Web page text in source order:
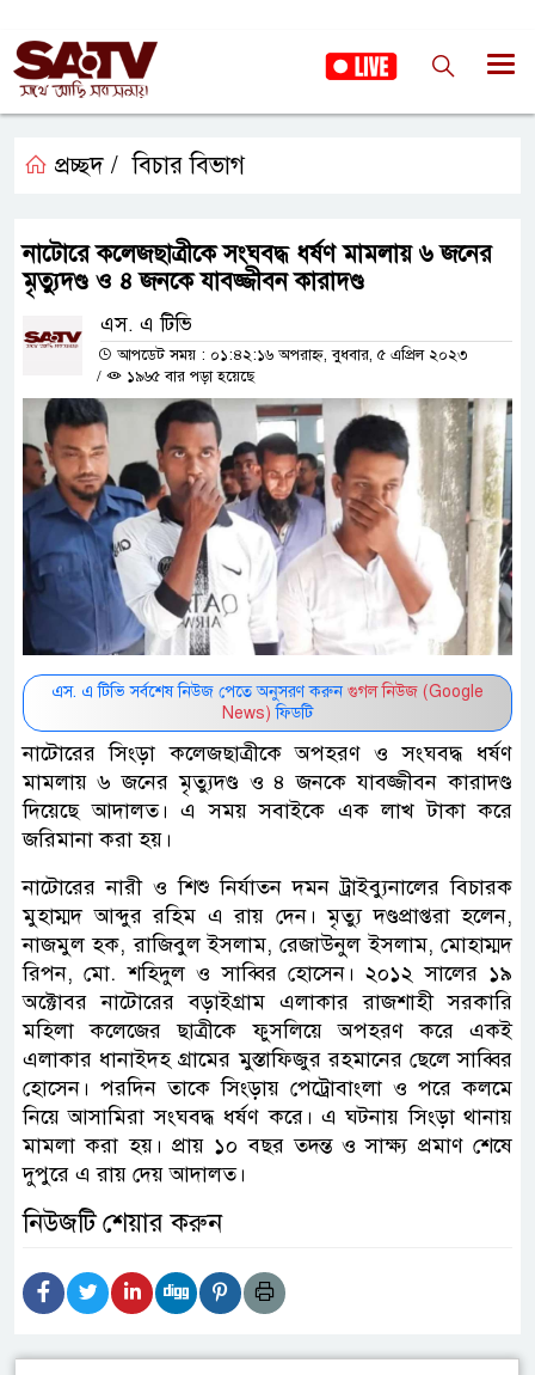
প্রচ্ছদ / বিচার বিভাগ
নাটোরে কলেজছাত্রীকে সংঘবদ্ধ ধর্ষণ মামলায় ৬ জনের
মৃত্যুদণ্ড ও ৪ জনকে যাবজ্জীবন কারাদণ্ড
এস. এ টিভি
আপডেট সময় : ০১:৪২:১৬ অপরাহ্ন, বুধবার, ৫ এপ্রিল ২০২৩
/
১৯৬৫ বার পড়া হয়েছে
এস. এ টিভি সর্বশেষ নিউজ পেতে অনুসরণ করুন গুগল নিউজ (Google
News) ফিডটি
নাটোরের সিংড়া কলেজছাত্রীকে অপহরণ ও সংঘবদ্ধ ধর্ষণ
মামলায় ৬ জনের মৃত্যুদণ্ড ও ৪ জনকে যাবজ্জীবন কারাদণ্ড
দিয়েছে আদালত। এ সময় সবাইকে এক লাখ টাকা করে
জরিমানা করা হয়।
নাটোরের নারী ও শিশু নির্যাতন দমন ট্রাইব্যুনালের বিচারক
মুহাম্মদ আব্দুর রহিম এ রায় দেন। মৃত্যু দণ্ডপ্রাপ্তরা হলেন,
নাজমুল হক, রাজিবুল ইসলাম, রেজাউনুল ইসলাম, মোহাম্মদ
রিপন, মো. শহিদুল ও সাব্বির হোসেন। ২০১২ সালের ১৯
অক্টোবর নাটোরের বড়াইগ্রাম এলাকার রাজশাহী সরকারি
মহিলা কলেজের ছাত্রীকে ফুসলিয়ে অপহরণ করে একই
এলাকার ধানাইদহ গ্রামের মুস্তাফিজুর রহমানের ছেলে সাব্বির
হোসেন। পরদিন তাকে সিংড়ায় পেট্রোবাংলা ও পরে কলমে
নিয়ে আসামিরা সংঘবদ্ধ ধর্ষণ করে। এ ঘটনায় সিংড়া থানায়
মামলা করা হয়। প্রায় ১০ বছর তদন্ত ও সাক্ষ্য প্রমাণ শেষে
দুপুরে এ রায় দেয় আদালত।
নিউজটি শেয়ার করুন